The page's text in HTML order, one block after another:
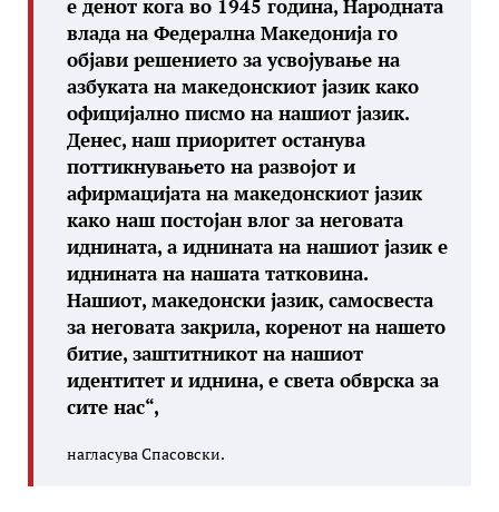
е денот кога во 1945 година, Народната
влада на Федерална Македонија го
објави решението за усвојување на
азбуката на македонскиот јазик како
официјално писмо на нашиот јазик.
Денес, наш приоритет останува
поттикнувањето на развојот и
афирмацијата на македонскиот јазик
како наш постојан влог за неговата
иднината, а иднината на нашиот јазик е
иднината на нашата татковина.
Нашиот, македонски јазик, самосвеста
за неговата закрила, коренот на нашето
битие, заштитникот на нашиот
идентитет и иднина, е света обврска за
сите нас“,
нагласува Спасовски.